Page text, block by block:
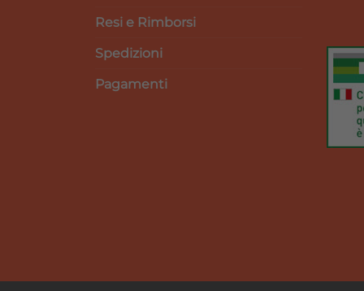
Resi e Rimborsi
Spedizioni
Pagamenti